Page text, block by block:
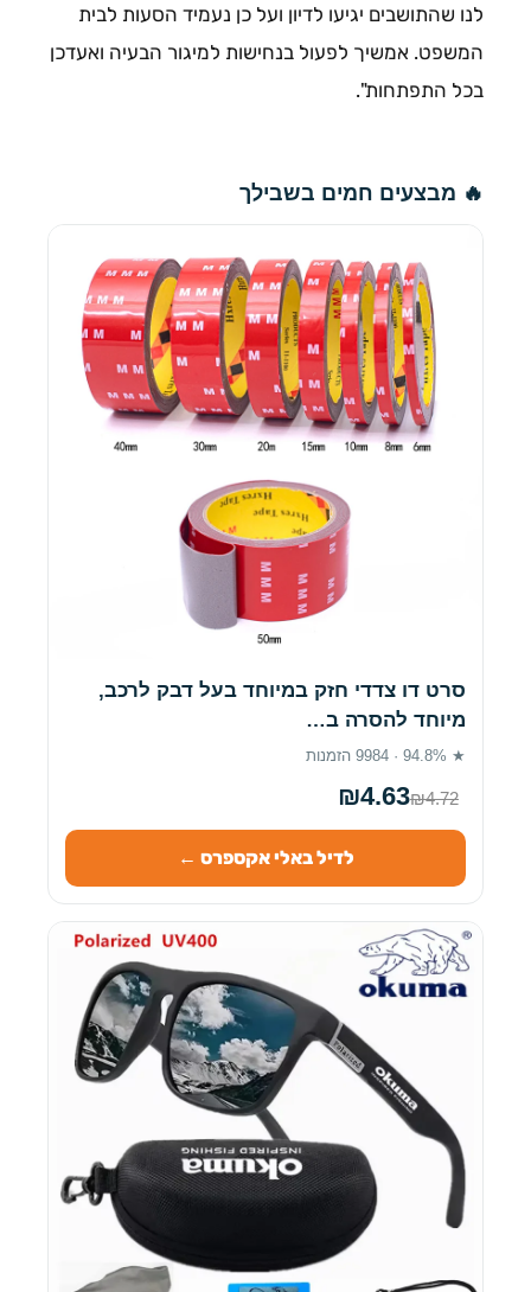
לנו שהתושבים יגיעו לדיון ועל כן נעמיד הסעות לבית
המשפט. אמשיך לפעול בנחישות למיגור הבעיה ואעדכן
בכל התפתחות".
🔥 מבצעים חמים בשבילך
סרט דו צדדי חזק במיוחד בעל דבק לרכב,
מיוחד להסרה ב…
★ 94.8% · 9984 הזמנות
₪4.63₪4.72
לדיל באלי אקספרס ←